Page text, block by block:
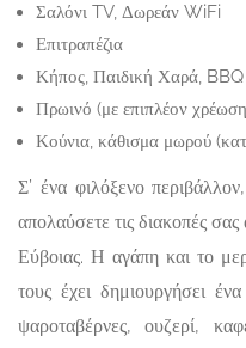
Σαλόνι TV, Δωρεάν WiFi
Επιτραπέζια
Κήπος, Παιδική Χαρά, BBQ
Πρωινό (με επιπλέον
Κούνια, κάθισμα μωρού
Σ’ ένα φιλόξενο
απολαύσετε τις διακοπές
Εύβοιας. Η αγάπη και το
τους έχει δημιουργήσει
ψαροταβέρνες, ουζερί,